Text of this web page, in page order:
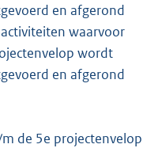
en afgerond
waarvoor
wordt
en afgerond
de 5e projectenvelop